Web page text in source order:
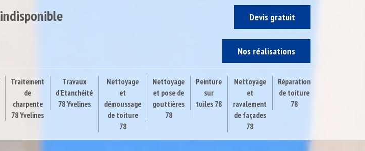
indisponible Devis gratuit
Nos réalisations
Traitement
de
charpente
78 Yvelines
Travaux
d'Etanchéité
78 Yvelines
Nettoyage
et
démoussage
de toiture
78
Nettoyage
et pose de
gouttières
78
Peinture
sur
tuiles 78
Nettoyage
et
ravalement
de façades
78
Réparation
de toiture
78